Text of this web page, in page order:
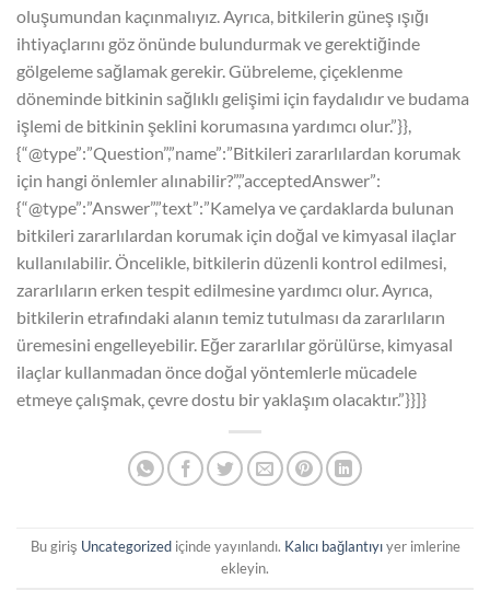
oluşumundan kaçınmalıyız. Ayrıca, bitkilerin güneş ışığı
ihtiyaçlarını göz önünde bulundurmak ve gerektiğinde
gölgeleme sağlamak gerekir. Gübreleme, çiçeklenme
döneminde bitkinin sağlıklı gelişimi için faydalıdır ve budama
işlemi de bitkinin şeklini korumasına yardımcı olur.”}},
{“@type”:”Question”,”name”:”Bitkileri zararlılardan korumak
için hangi önlemler alınabilir?”,”acceptedAnswer”:
{“@type”:”Answer”,”text”:”Kamelya ve çardaklarda bulunan
bitkileri zararlılardan korumak için doğal ve kimyasal ilaçlar
kullanılabilir. Öncelikle, bitkilerin düzenli kontrol edilmesi,
zararlıların erken tespit edilmesine yardımcı olur. Ayrıca,
bitkilerin etrafındaki alanın temiz tutulması da zararlıların
üremesini engelleyebilir. Eğer zararlılar görülürse, kimyasal
ilaçlar kullanmadan önce doğal yöntemlerle mücadele
etmeye çalışmak, çevre dostu bir yaklaşım olacaktır.”}}]}
Bu giriş Uncategorizediçinde yayınlandı. Kalıcı bağlantıyıyer imlerine
ekleyin.